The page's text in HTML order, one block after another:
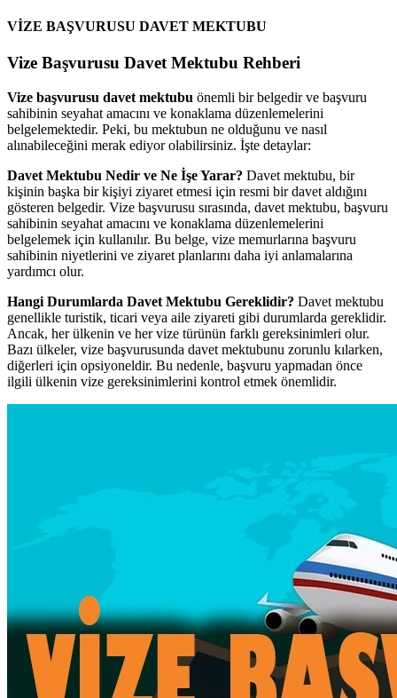
VİZE BAŞVURUSU DAVET MEKTUBU
Vize Başvurusu Davet Mektubu Rehberi
Vize başvurusu davet mektubu önemli bir belgedir ve başvuru
sahibinin seyahat amacını ve konaklama düzenlemelerini
belgelemektedir. Peki, bu mektubun ne olduğunu ve nasıl
alınabileceğini merak ediyor olabilirsiniz. İşte detaylar:
Davet Mektubu Nedir ve Ne İşe Yarar? Davet mektubu, bir
kişinin başka bir kişiyi ziyaret etmesi için resmi bir davet aldığını
gösteren belgedir. Vize başvurusu sırasında, davet mektubu, başvuru
sahibinin seyahat amacını ve konaklama düzenlemelerini
belgelemek için kullanılır. Bu belge, vize memurlarına başvuru
sahibinin niyetlerini ve ziyaret planlarını daha iyi anlamalarına
yardımcı olur.
Hangi Durumlarda Davet Mektubu Gereklidir? Davet mektubu
genellikle turistik, ticari veya aile ziyareti gibi durumlarda gereklidir.
Ancak, her ülkenin ve her vize türünün farklı gereksinimleri olur.
Bazı ülkeler, vize başvurusunda davet mektubunu zorunlu kılarken,
diğerleri için opsiyoneldir. Bu nedenle, başvuru yapmadan önce
ilgili ülkenin vize gereksinimlerini kontrol etmek önemlidir.